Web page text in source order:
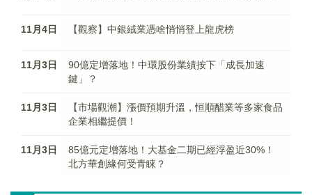
11月4日 【觀察】中銀絨業憑啥悄悄登上龍虎榜
11月3日
90億定增落地！中環股份業績按下「成長加速
鍵」？
11月3日
【市場觀潮】漲價預期升溫，恒順醋業等多家食品
企業相繼提價！
11月3日
85億元定增落地！大基金二期已經浮盈近30%！
北方華創緣何受青睐？